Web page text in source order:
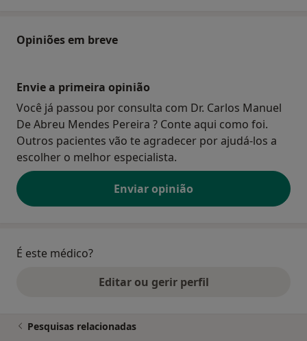
Opiniões em breve
Envie a primeira opinião
Você já passou por consulta com Dr. Carlos Manuel
De Abreu Mendes Pereira ? Conte aqui como foi.
Outros pacientes vão te agradecer por ajudá-los a
escolher o melhor especialista.
Enviar opinião
É este médico?
Editar ou gerir perfil
Pesquisas relacionadas